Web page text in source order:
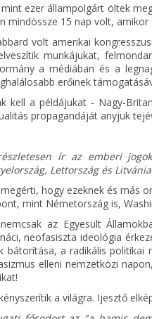
ezer állampolgárt öltek
mindössze 15 nap volt,
volt amerikai
munkájukat,
a médiában és a
erőinek
kell a példájukat - Nagy-
propagandáját anyjuk
ír az emberi
Lettország és
hogy ezeknek és más
mint Németország is,
az Egyesült
neofasiszta ideológia
bátorítása, a radikális
elleni nemzetközi
a világra. Ijesztő